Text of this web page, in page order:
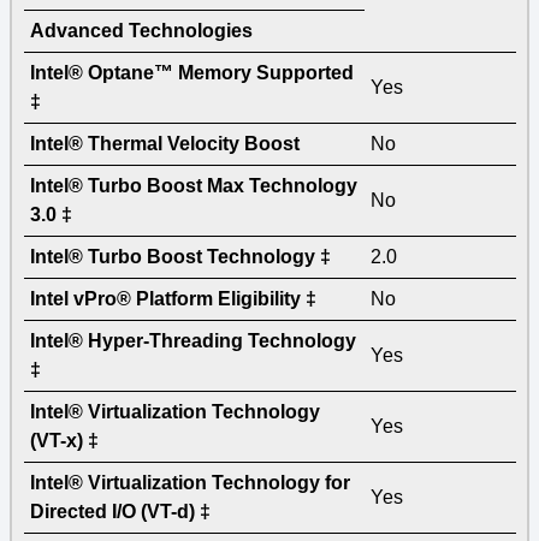
Advanced Technologies
Intel® Optane™ Memory Supported
‡
Yes
Intel® Thermal Velocity Boost No
Intel® Turbo Boost Max Technology
3.0 ‡
No
Intel® Turbo Boost Technology ‡ 2.0
Intel vPro® Platform Eligibility ‡ No
Intel® Hyper-Threading Technology
‡
Yes
Intel® Virtualization Technology
(VT-x) ‡
Yes
Intel® Virtualization Technology for
Directed I/O (VT-d) ‡
Yes